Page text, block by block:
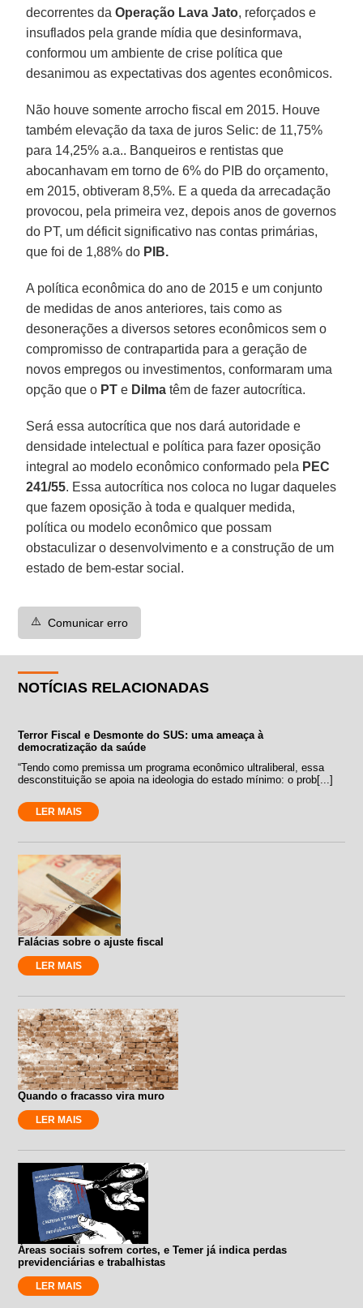
decorrentes daOperação Lava Jato, reforçados e
insuflados pela grande mídia que desinformava,
conformou um ambiente de crise política que
desanimou as expectativas dos agentes econômicos.
Não houve somente arrocho fiscal em 2015. Houve
também elevação da taxa de juros Selic: de 11,75%
para 14,25% a.a.. Banqueiros e rentistas que
abocanhavam em torno de 6% do PIB do orçamento,
em 2015, obtiveram 8,5%. E a queda da arrecadação
provocou, pela primeira vez, depois anos de governos
do PT, um déficit significativo nas contas primárias,
que foi de 1,88% do PIB.
A política econômica do ano de 2015 e um conjunto
de medidas de anos anteriores, tais como as
desonerações a diversos setores econômicos sem o
compromisso de contrapartida para a geração de
novos empregos ou investimentos, conformaram uma
opção que o PT e Dilma têm de fazer autocrítica.
Será essa autocrítica que nos dará autoridade e
densidade intelectual e política para fazer oposição
integral ao modelo econômico conformado pela PEC
241/55. Essa autocrítica nos coloca no lugar daqueles
que fazem oposição à toda e qualquer medida,
política ou modelo econômico que possam
obstaculizar o desenvolvimento e a construção de um
estado de bem-estar social.
⚠️ Comunicar erro
NOTÍCIAS RELACIONADAS
Terror Fiscal e Desmonte do SUS: uma ameaça à
democratização da saúde
“Tendo como premissa um programa econômico ultraliberal, essa
desconstituição se apoia na ideologia do estado mínimo: o prob[...]
LER MAIS
Falácias sobre o ajuste fiscal
LER MAIS
Quando o fracasso vira muro
LER MAIS
Áreas sociais sofrem cortes, e Temer já indica perdas
previdenciárias e trabalhistas
LER MAIS